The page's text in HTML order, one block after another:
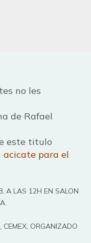
no les
de Rafael
este titulo
acicate para el
A LAS 12H EN SALON
ORGANIZADO